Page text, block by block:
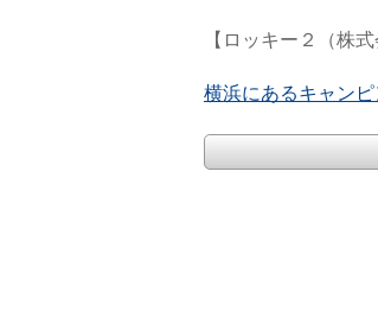
【ロッキー２（株
横浜にあるキャン